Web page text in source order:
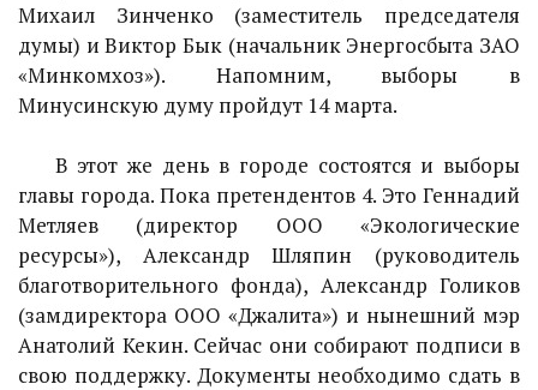
Михаил Зинченко (заместитель председателя
думы) и Виктор Бык (начальник Энергосбыта ЗАО
«Минкомхоз»). Напомним, выборы в
Минусинскую думу пройдут 14 марта.
В этот же день в городе состоятся и выборы
главы города. Пока претендентов 4. Это Геннадий
Метляев (директор ООО «Экологические
ресурсы»), Александр Шляпин (руководитель
благотворительного фонда), Александр Голиков
(замдиректора ООО «Джалита») и нынешний мэр
Анатолий Кекин. Сейчас они собирают подписи в
свою поддержку. Документы необходимо сдать в